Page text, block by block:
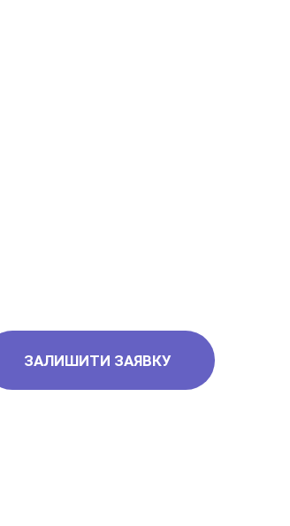
ЗАЛИШИТИ ЗАЯВКУ